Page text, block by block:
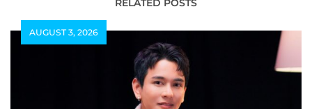
เป็นตัวตนอย่างลงตัว
Aged Care in
RELATED POSTS
AUGUST 3, 2026